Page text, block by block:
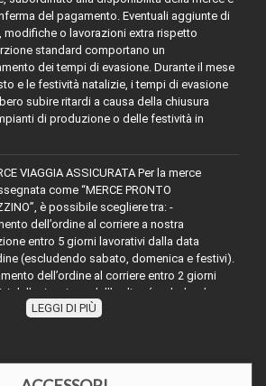
del pagamento. Eventuali aggiunte di
modifiche o lavorazioni extra rispetto
standard comportano un
dei tempi di evasione. Durante il mese
e le festività natalizie, i tempi di evasione
subire ritardi a causa della chiusura
di produzione o delle festività in
VIAGGIA ASSICURATA Per la merce
come “MERCE PRONTO
è possibile scegliere tra: -
dell’ordine al corriere a nostra
entro 5 giorni lavorativi dalla data
(escludendo sabato, domenica e festivi).
dell’ordine al corriere entro 2 giorni
dalla ricezione dell’ordine (escludendo
domenica e festivi). Per la merce con
di agosto e durante le festività natalizie,
della merce ai corrieri potrebbe subire
LEGGI DI PIÙ